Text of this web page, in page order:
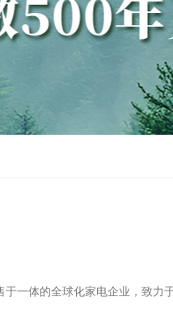
一体的全球化家电企业，致力